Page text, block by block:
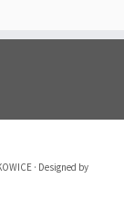
· Designed by